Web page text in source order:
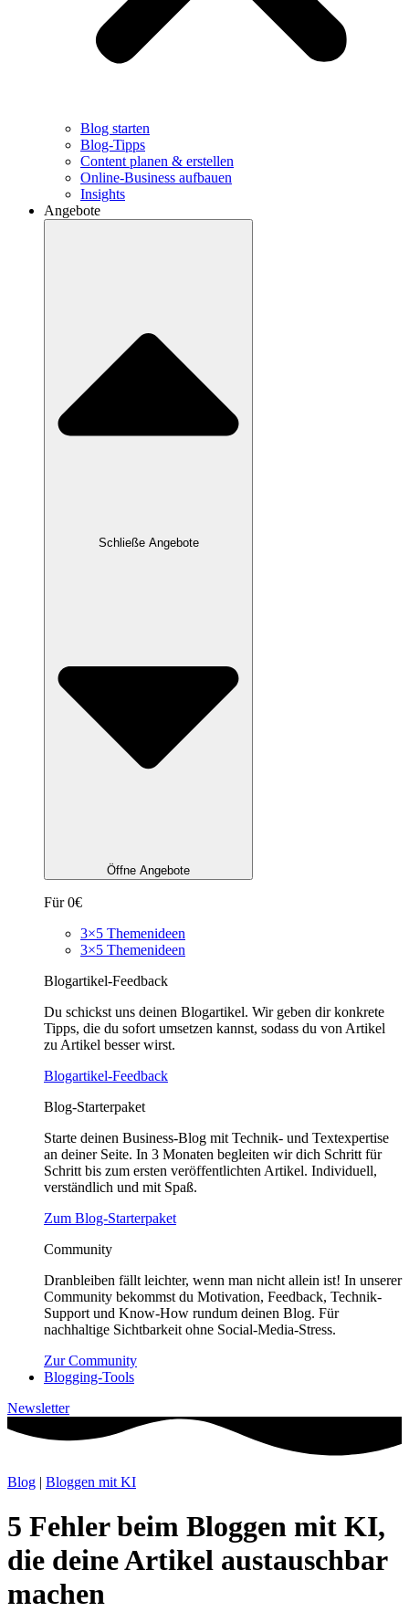
Blog starten
Blog-Tipps
Content planen & erstellen
Online-Business aufbauen
Insights
Angebote
Schließe Angebote
Öffne Angebote
Für 0€
3×5 Themenideen
3×5 Themenideen
Blogartikel-Feedback
Du schickst uns deinen Blogartikel. Wir geben dir konkrete
Tipps, die du sofort umsetzen kannst, sodass du von Artikel
zu Artikel besser wirst.
Blogartikel-Feedback
Blog-Starterpaket
Starte deinen Business-Blog mit Technik- und Textexpertise
an deiner Seite. In 3 Monaten begleiten wir dich Schritt für
Schritt bis zum ersten veröffentlichten Artikel. Individuell,
verständlich und mit Spaß.
Zum Blog-Starterpaket
Community
Dranbleiben fällt leichter, wenn man nicht allein ist! In unserer
Community bekommst du Motivation, Feedback, Technik-
Support und Know-How rundum deinen Blog. Für
nachhaltige Sichtbarkeit ohne Social-Media-Stress.
Zur Community
Blogging-Tools
Newsletter
Blog | Bloggen mit KI
5 Fehler beim Bloggen mit KI,
die deine Artikel austauschbar
machen